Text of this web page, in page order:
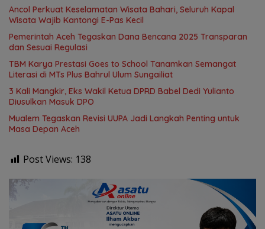
Ancol Perkuat Keselamatan Wisata Bahari, Seluruh Kapal
Wisata Wajib Kantongi E-Pas Kecil
Pemerintah Aceh Tegaskan Dana Bencana 2025 Transparan
dan Sesuai Regulasi
TBM Karya Prestasi Goes to School Tanamkan Semangat
Literasi di MTs Plus Bahrul Ulum Sungailiat
3 Kali Mangkir, Eks Wakil Ketua DPRD Babel Dedi Yulianto
Diusulkan Masuk DPO
Mualem Tegaskan Revisi UUPA Jadi Langkah Penting untuk
Masa Depan Aceh
Post Views: 138